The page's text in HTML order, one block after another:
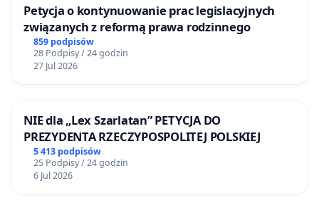
Petycja o kontynuowanie prac legislacyjnych
związanych z reformą prawa rodzinnego
859 podpisów
28 Podpisy / 24 godzin
27 Jul 2026
NIE dla „Lex Szarlatan” PETYCJA DO
PREZYDENTA RZECZYPOSPOLITEJ POLSKIEJ
5 413 podpisów
25 Podpisy / 24 godzin
6 Jul 2026